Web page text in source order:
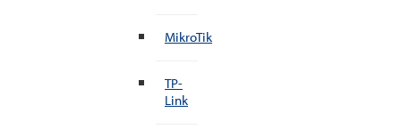
MikroTik
TP-
Link